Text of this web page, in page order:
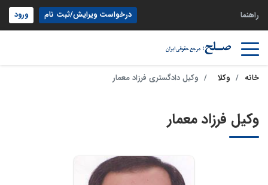
راهنما درخواست ویرایش/ثبت نام ورود
خانه وکلا وکیل دادگستری فرزاد معمار
وکیل فرزاد معمار